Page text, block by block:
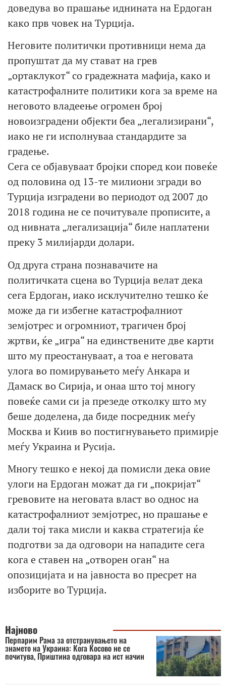
доведува во прашање иднината на Ердоган
како прв човек на Турција.
Неговите политички противници нема да
пропуштат да му стават на грев
„ортаклукот“ со градежната мафија, како и
катастрофалните политики кога за време на
неговото владеење огромен број
новоизградени објекти беа „легализирани“,
иако не ги исполнуваа стандардите за
градење.
Сега се објавуваат бројки според кои повеќе
од половина од 13-те милиони згради во
Турција изградени во периодот од 2007 до
2018 година не се почитувале прописите, а
од нивната „легализација“ биле наплатени
преку 3 милијарди долари.
Од друга страна познавачите на
политичката сцена во Турција велат дека
сега Ердоган, иако исклучително тешко ќе
може да ги избегне катастрофалниот
земјотрес и огромниот, трагичен број
жртви, ќе „игра“ на единствените две карти
што му преостануваат, а тоа е неговата
улога во помирувањето меѓу Анкара и
Дамаск во Сирија, и онаа што тој многу
повеќе сами си ја презеде отколку што му
беше доделена, да биде посредник меѓу
Москва и Киив во постигнувањето примирје
меѓу Украина и Русија.
Многу тешко е некој да помисли дека овие
улоги на Ердоган можат да ги „покријат“
гревовите на неговата власт во однос на
катастрофалниот земјотрес, но прашање е
дали тој така мисли и каква стратегија ќе
подготви за да одговори на нападите сега
кога е ставен на „отворен оган“ на
опозицијата и на јавноста во пресрет на
изборите во Турција.
Најново
Перпарим Рама за отстранувањето на
знамето на Украина: Кога Косово не се
почитува, Приштина одговара на ист начин